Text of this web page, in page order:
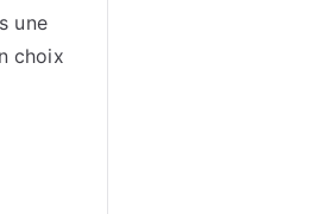
une
choix